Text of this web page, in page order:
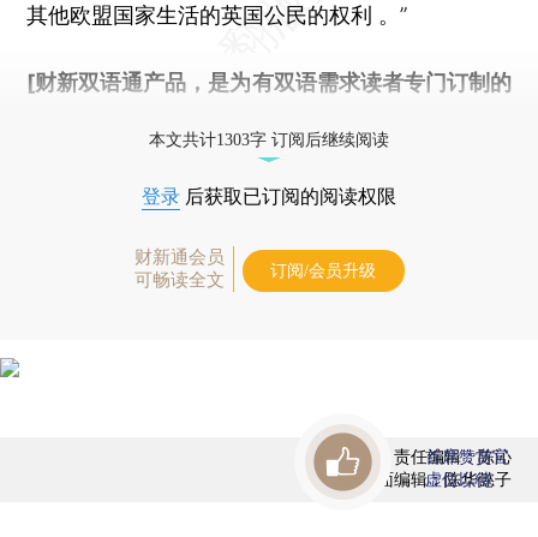
其他欧盟国家生活的英国公民的权利 。”
[财新双语通产品，是为有双语需求读者专门订制的
本文共计1303字 订阅后继续阅读
登录 后获取已订阅的阅读权限
财新通会员
可畅读全文
订阅/会员升级
责任编辑：陈沁
版面编辑：陈华懿子
首席赞赏官
虚位以待